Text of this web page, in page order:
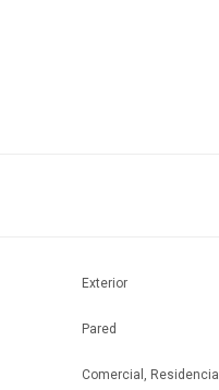
Exterior
Pared
Comercial, Residencial